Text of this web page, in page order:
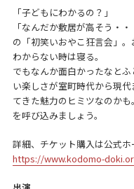
「子どもにわかるの？」
「なんだか敷居が高そう・
の「初笑いおやこ狂言会」
わからない時は寝る。
でもなんか面白かったなと
い楽しさが室町時代から現
てきた魅力のヒミツなのか
を呼び込みましょう。
詳細、チケット購入は公式
https://www.kodomo-